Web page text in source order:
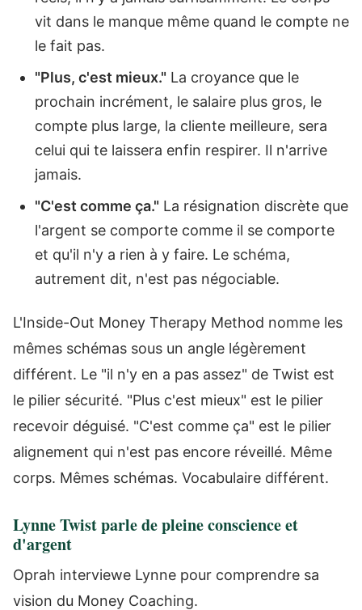
vit dans le manque même quand le compte ne
le fait pas.
"Plus, c'est mieux." La croyance que le
prochain incrément, le salaire plus gros, le
compte plus large, la cliente meilleure, sera
celui qui te laissera enfin respirer. Il n'arrive
jamais.
"C'est comme ça." La résignation discrète que
l'argent se comporte comme il se comporte
et qu'il n'y a rien à y faire. Le schéma,
autrement dit, n'est pas négociable.
L'Inside-Out Money Therapy Method nomme les
mêmes schémas sous un angle légèrement
différent. Le "il n'y en a pas assez" de Twist est
le pilier sécurité. "Plus c'est mieux" est le pilier
recevoir déguisé. "C'est comme ça" est le pilier
alignement qui n'est pas encore réveillé. Même
corps. Mêmes schémas. Vocabulaire différent.
Lynne Twist parle de pleine conscience et
d'argent
Oprah interviewe Lynne pour comprendre sa
vision du Money Coaching.